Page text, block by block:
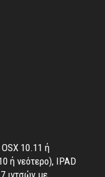
10.11 ή
ή νεότερο), IPAD